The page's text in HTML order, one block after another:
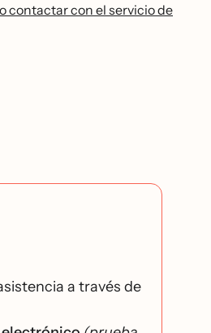
contactar con el servicio de
a través de